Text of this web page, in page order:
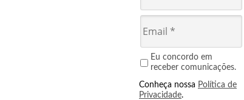
Eu concordo em
receber comunicações.
Conheça nossa Política de
Privacidade.